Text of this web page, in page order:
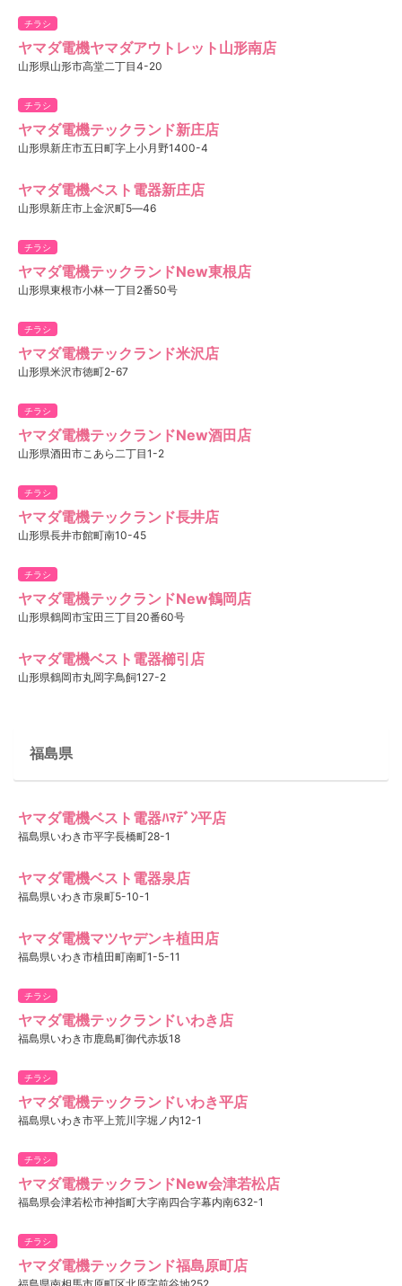
チラシ
ヤマダ電機ヤマダアウトレット山形南店
山形県山形市高堂二丁目4-20
チラシ
ヤマダ電機テックランド新庄店
山形県新庄市五日町字上小月野1400-4
ヤマダ電機ベスト電器新庄店
山形県新庄市上金沢町5―46
チラシ
ヤマダ電機テックランドNew東根店
山形県東根市小林一丁目2番50号
チラシ
ヤマダ電機テックランド米沢店
山形県米沢市徳町2-67
チラシ
ヤマダ電機テックランドNew酒田店
山形県酒田市こあら二丁目1-2
チラシ
ヤマダ電機テックランド長井店
山形県長井市館町南10-45
チラシ
ヤマダ電機テックランドNew鶴岡店
山形県鶴岡市宝田三丁目20番60号
ヤマダ電機ベスト電器櫛引店
山形県鶴岡市丸岡字鳥飼127-2
福島県
ヤマダ電機ベスト電器ﾊﾏﾃﾞﾝ平店
福島県いわき市平字長橋町28-1
ヤマダ電機ベスト電器泉店
福島県いわき市泉町5-10-1
ヤマダ電機マツヤデンキ植田店
福島県いわき市植田町南町1-5-11
チラシ
ヤマダ電機テックランドいわき店
福島県いわき市鹿島町御代赤坂18
チラシ
ヤマダ電機テックランドいわき平店
福島県いわき市平上荒川字堀ノ内12-1
チラシ
ヤマダ電機テックランドNew会津若松店
福島県会津若松市神指町大字南四合字幕内南632-1
チラシ
ヤマダ電機テックランド福島原町店